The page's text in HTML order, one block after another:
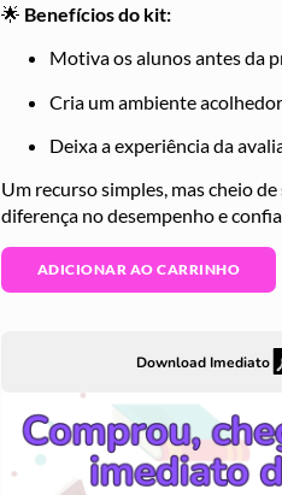
🌟 Benefícios do kit:
Motiva os alunos antes da
Cria um ambiente
Deixa a experiência da
Um recurso simples, mas cheio
diferença no desempenho e
ADICIONAR AO CARRINHO
Download Imediato